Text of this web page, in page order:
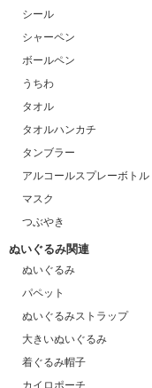
シール
シャーペン
ボールペン
うちわ
タオル
タオルハンカチ
タンブラー
アルコールスプレーボトル
マスク
つぶやき
ぬいぐるみ関連
ぬいぐるみ
パペット
ぬいぐるみストラップ
大きいぬいぐるみ
着ぐるみ帽子
カイロポーチ